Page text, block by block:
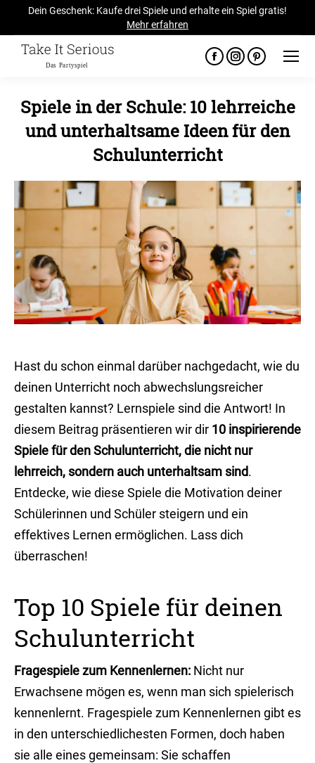
Dein Geschenk: Kaufe drei Spiele und erhalte ein Spiel gratis!
Mehr erfahren
Facebook
opens
new
window
Instagram
opens
new
Pinterest
opens
new
Spiele in der Schule: 10 lehrreiche
und unterhaltsame Ideen für den
Schulunterricht
Hast du schon einmal darüber nachgedacht, wie du
deinen Unterricht noch abwechslungsreicher
gestalten kannst? Lernspiele sind die Antwort! In
diesem Beitrag präsentieren wir dir 10 inspirierende
Spiele für den Schulunterricht, die nicht nur
lehrreich, sondern auch unterhaltsam sind.
Entdecke, wie diese Spiele die Motivation deiner
Schülerinnen und Schüler steigern und ein
effektives Lernen ermöglichen. Lass dich
überraschen!
Top 10 Spiele für deinen
Schulunterricht
Fragespiele zum Kennenlernen: Nicht nur
Erwachsene mögen es, wenn man sich spielerisch
kennenlernt. Fragespiele zum Kennenlernen gibt es
in den unterschiedlichesten Formen, doch haben
sie alle eines gemeinsam: Sie schaffen